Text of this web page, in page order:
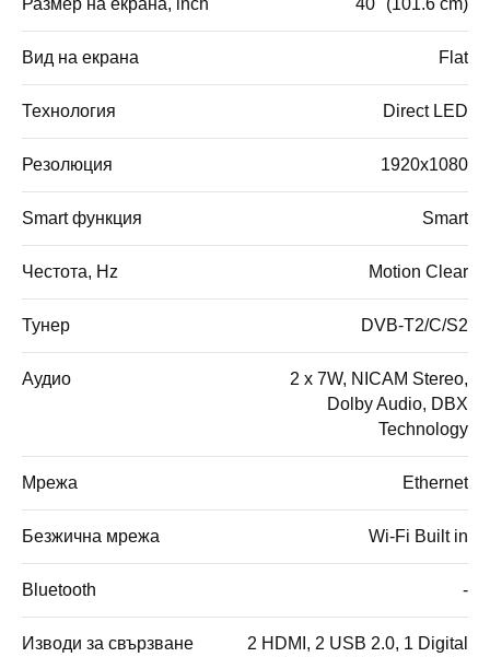
Вид на екрана Flat
Технология Direct LED
Резолюция 1920x1080
Smart функция Smart
Честота, Hz Motion Clear
Тунер DVB-T2/C/S2
Аудио
2 x 7W, NICAM Stereo,
Dolby Audio, DBX
Technology
Мрежа Ethernet
Безжична мрежа Wi-Fi Built in
Bluetooth -
Изводи за свързване
2 HDMI, 2 USB 2.0, 1 Digital